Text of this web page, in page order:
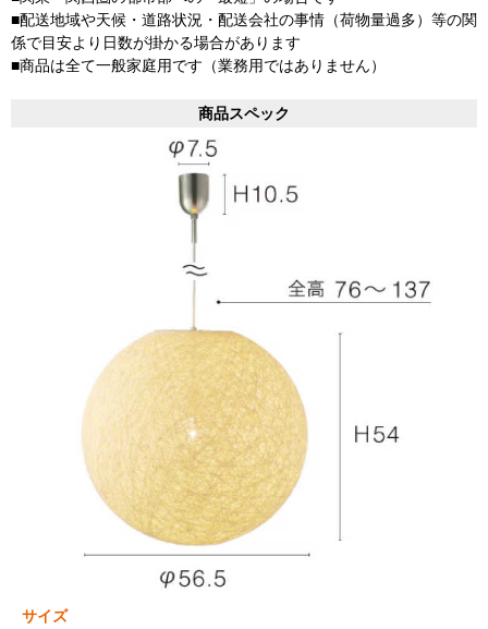
■配送地域や天候・道路状況・配送会社の事情（荷物量過多）等の関
係で目安より日数が掛かる場合があります
■商品は全て一般家庭用です（業務用ではありません）
商品スペック
サイズ